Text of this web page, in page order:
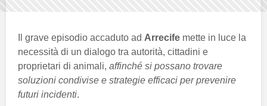
Il grave episodio accaduto ad Arrecife mette in luce la
necessità di un dialogo tra autorità, cittadini e
proprietari di animali, affinché si possano trovare
soluzioni condivise e strategie efficaci per prevenire
futuri incidenti.